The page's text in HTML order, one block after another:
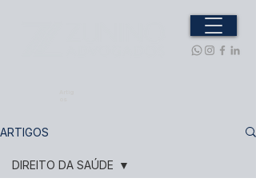
ARTIGOS
DIREITO DA SAÚDE